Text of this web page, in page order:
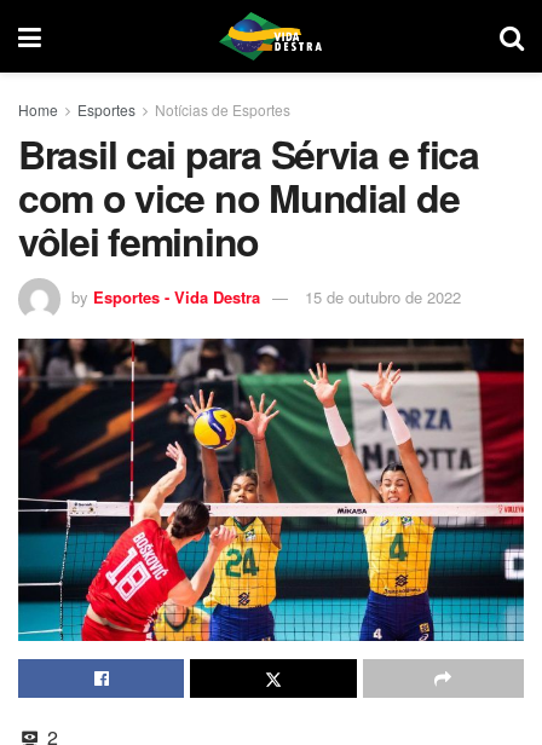
Home Esportes Notícias de Esportes
Brasil cai para Sérvia e fica
com o vice no Mundial de
vôlei feminino
by Esportes - Vida Destra 15 de outubro de 2022
2